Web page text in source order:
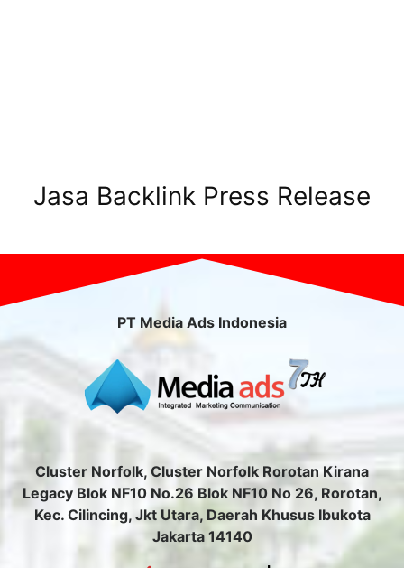
Jasa Backlink Press Release
PT Media Ads Indonesia
Cluster Norfolk, Cluster Norfolk Rorotan Kirana
Legacy Blok NF10 No.26 Blok NF10 No 26, Rorotan,
Kec. Cilincing, Jkt Utara, Daerah Khusus Ibukota
Jakarta 14140